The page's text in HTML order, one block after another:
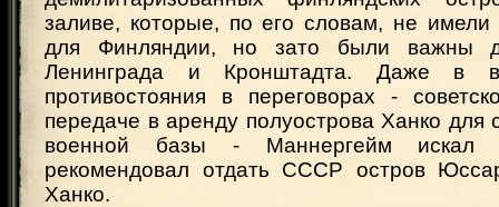
заливе, которые, по его словам, не имели
для Финляндии, но зато были важны
Ленинграда и Кронштадта. Даже в
противостояния в переговорах -
передаче в аренду полуострова Ханко для
военной базы - Маннергейм искал
рекомендовал отдать СССР остров
Ханко.